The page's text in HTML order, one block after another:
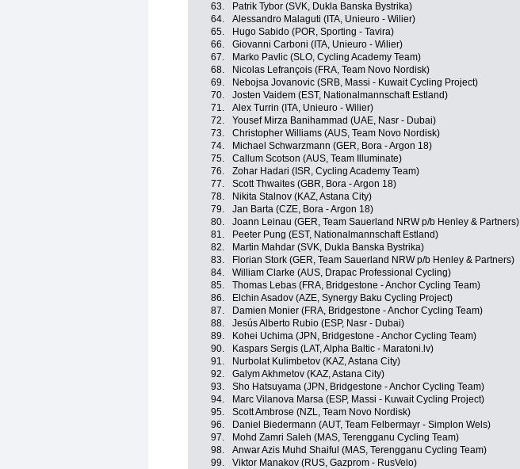
63.
Patrik Tybor (SVK, Dukla Banska Bystrika)
64.
Alessandro Malaguti (ITA, Unieuro - Wilier)
65.
Hugo Sabido (POR, Sporting - Tavira)
66.
Giovanni Carboni (ITA, Unieuro - Wilier)
67.
Marko Pavlic (SLO, Cycling Academy Team)
68.
Nicolas Lefrançois (FRA, Team Novo Nordisk)
69.
Nebojsa Jovanovic (SRB, Massi - Kuwait Cycling Project)
70.
Josten Vaidem (EST, Nationalmannschaft Estland)
71.
Alex Turrin (ITA, Unieuro - Wilier)
72.
Yousef Mirza Banihammad (UAE, Nasr - Dubai)
73.
Christopher Williams (AUS, Team Novo Nordisk)
74.
Michael Schwarzmann (GER, Bora - Argon 18)
75.
Callum Scotson (AUS, Team Illuminate)
76.
Zohar Hadari (ISR, Cycling Academy Team)
77.
Scott Thwaites (GBR, Bora - Argon 18)
78.
Nikita Stalnov (KAZ, Astana City)
79.
Jan Barta (CZE, Bora - Argon 18)
80.
Joann Leinau (GER, Team Sauerland NRW p/b Henley & Partners)
81.
Peeter Pung (EST, Nationalmannschaft Estland)
82.
Martin Mahdar (SVK, Dukla Banska Bystrika)
83.
Florian Stork (GER, Team Sauerland NRW p/b Henley & Partners)
84.
William Clarke (AUS, Drapac Professional Cycling)
85.
Thomas Lebas (FRA, Bridgestone - Anchor Cycling Team)
86.
Elchin Asadov (AZE, Synergy Baku Cycling Project)
87.
Damien Monier (FRA, Bridgestone - Anchor Cycling Team)
88.
Jesús Alberto Rubio (ESP, Nasr - Dubai)
89.
Kohei Uchima (JPN, Bridgestone - Anchor Cycling Team)
90.
Kaspars Sergis (LAT, Alpha Baltic - Maratoni.lv)
91.
Nurbolat Kulimbetov (KAZ, Astana City)
92.
Galym Akhmetov (KAZ, Astana City)
93.
Sho Hatsuyama (JPN, Bridgestone - Anchor Cycling Team)
94.
Marc Vilanova Marsa (ESP, Massi - Kuwait Cycling Project)
95.
Scott Ambrose (NZL, Team Novo Nordisk)
96.
Daniel Biedermann (AUT, Team Felbermayr - Simplon Wels)
97.
Mohd Zamri Saleh (MAS, Terengganu Cycling Team)
98.
Anwar Azis Muhd Shaiful (MAS, Terengganu Cycling Team)
99.
Viktor Manakov (RUS, Gazprom - RusVelo)